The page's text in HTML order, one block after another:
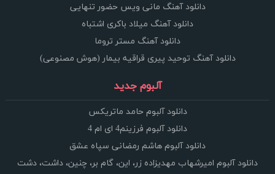
دانلود آهنگ مانی ویس حضور تنهایی
دانلود آهنگ میلاد باکری اشتباه
دانلود آهنگ مستر تروما
دانلود آهنگ توحید پیری قراقیه بیمار (هوش مصنوعی)
آلبوم جدید
دانلود آلبوم حامد ماتریکس
دانلود آلبوم فرزینم4 ای ام 4
دانلود آلبوم هاشم رمضانی سپاه عشق
دانلود آلبوم امیرشهاب مهدیزاده زر، این، گام بر، چنین، داشت، دشت